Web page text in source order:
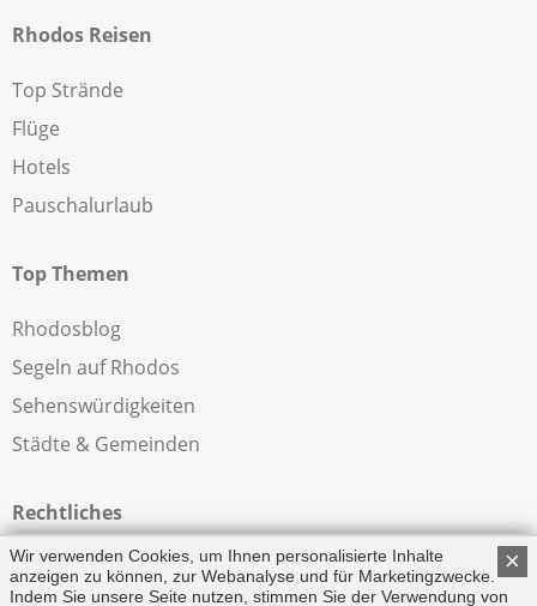
Rhodos Reisen
Top Strände
Flüge
Hotels
Pauschalurlaub
Top Themen
Rhodosblog
Segeln auf Rhodos
Sehenswürdigkeiten
Städte & Gemeinden
Rechtliches
Impressum
×
Wir verwenden Cookies, um Ihnen personalisierte Inhalte
anzeigen zu können, zur Webanalyse und für Marketingzwecke.
Indem Sie unsere Seite nutzen, stimmen Sie der Verwendung von